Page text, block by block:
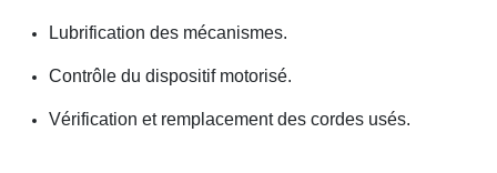
Lubrification des mécanismes.
Contrôle du dispositif motorisé.
Vérification et remplacement des cordes usés.